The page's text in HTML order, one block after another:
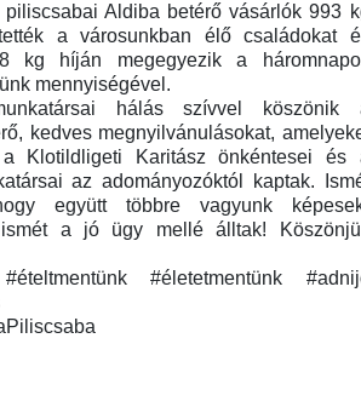
Aldiba betérő vásárlók 993
a városunkban élő családokat
kg híján megegyezik a
mennyiségével.
hálás szívvel köszönik
kedves megnyilvánulásokat,
Klotildligeti Karitász önkéntesei és
az adományozóktól kaptak.
együtt többre vagyunk
ismét a jó ügy mellé álltak!
#életetmentünk